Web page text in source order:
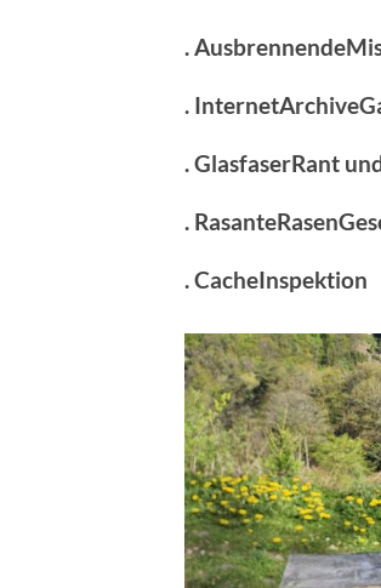
.
.
. GlasfaserRant
.
. CacheInspektion